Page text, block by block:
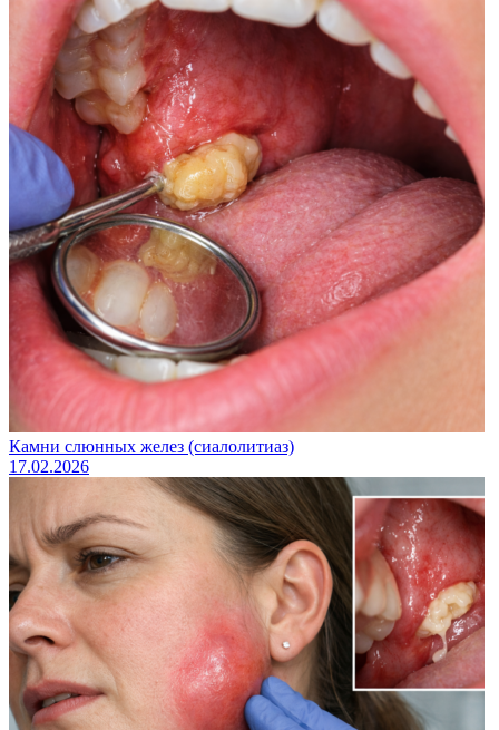
Камни слюнных желез (сиалолитиаз)
17.02.2026